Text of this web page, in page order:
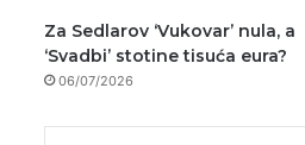
Za Sedlarov ‘Vukovar’ nula, a
‘Svadbi’ stotine tisuća eura?
06/07/2026